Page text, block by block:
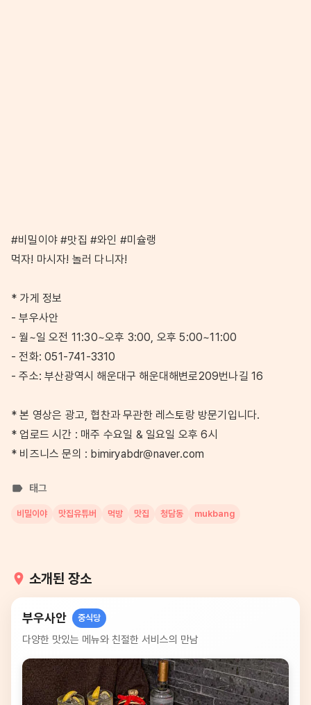
#비밀이야 #맛집 #와인 #미슐랭
먹자! 마시자! 놀러 다니자!
* 가게 정보
- 부우사안
- 월~일 오전 11:30~오후 3:00, 오후 5:00~11:00
- 전화: 051-741-3310
- 주소: 부산광역시 해운대구 해운대해변로209번나길 16
* 본 영상은 광고, 협찬과 무관한 레스토랑 방문기입니다.
* 업로드 시간 : 매주 수요일 & 일요일 오후 6시
* 비즈니스 문의 : bimiryabdr@naver.com
태그
비밀이야 맛집유튜버 먹방 맛집 청담동 mukbang
소개된 장소
부우사안 중식당
다양한 맛있는 메뉴와 친절한 서비스의 만남